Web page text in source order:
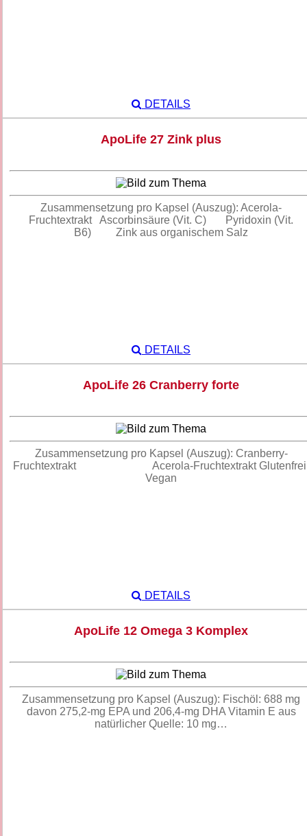
DETAILS
ApoLife 27 Zink plus
Zusammensetzung pro Kapsel (Auszug): Acerola-
Fruchtextrakt Ascorbinsäure (Vit. C) Pyridoxin (Vit.
B6) Zink aus organischem Salz
DETAILS
ApoLife 26 Cranberry forte
Zusammensetzung pro Kapsel (Auszug): Cranberry-
Fruchtextrakt Acerola-Fruchtextrakt
Vegan
DETAILS
ApoLife 12 Omega 3 Komplex
Zusammensetzung pro Kapsel (Auszug): Fischöl: 688 mg
davon 275,2-mg EPA und 206,4-mg DHA Vitamin E aus
natürlicher Quelle: 10 mg…